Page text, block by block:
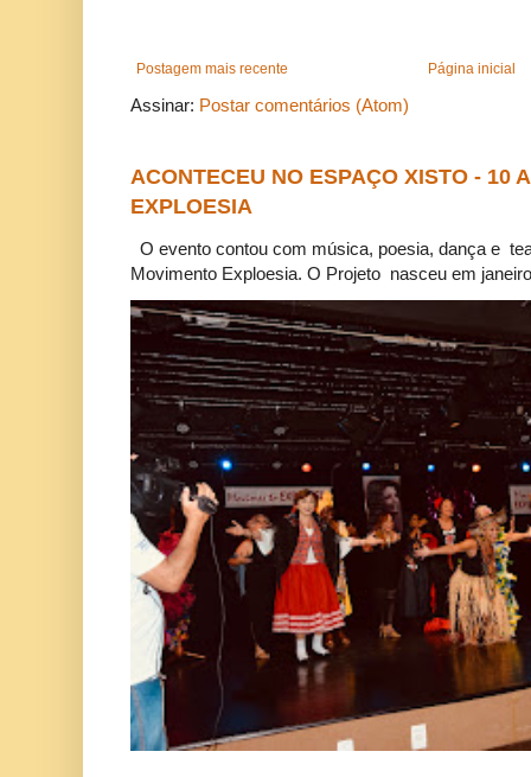
Postagem mais recente Página inicial
Assinar: Postar comentários (Atom)
ACONTECEU NO ESPAÇO XISTO - 10
EXPLOESIA
O evento contou com música, poesia, dança e
Movimento Exploesia. O Projeto nasceu em